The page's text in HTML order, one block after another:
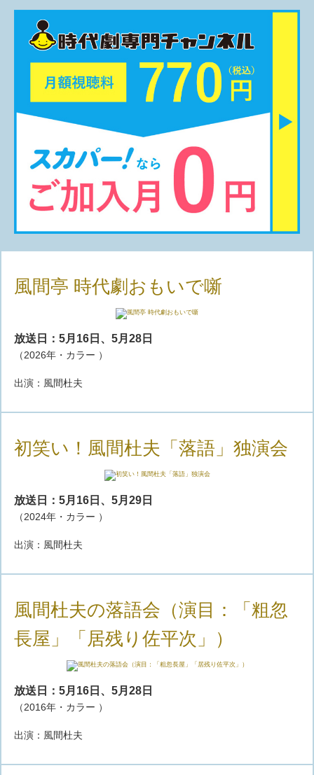
風間亭 時代劇おもいで噺
放送日：5月16日、5月28日
（2026年・カラー ）
出演：風間杜夫
初笑い！風間杜夫「落語」独演会
放送日：5月16日、5月29日
（2024年・カラー ）
出演：風間杜夫
風間杜夫の落語会（演目：「粗忽
長屋」「居残り佐平次」）
放送日：5月16日、5月28日
（2016年・カラー ）
出演：風間杜夫